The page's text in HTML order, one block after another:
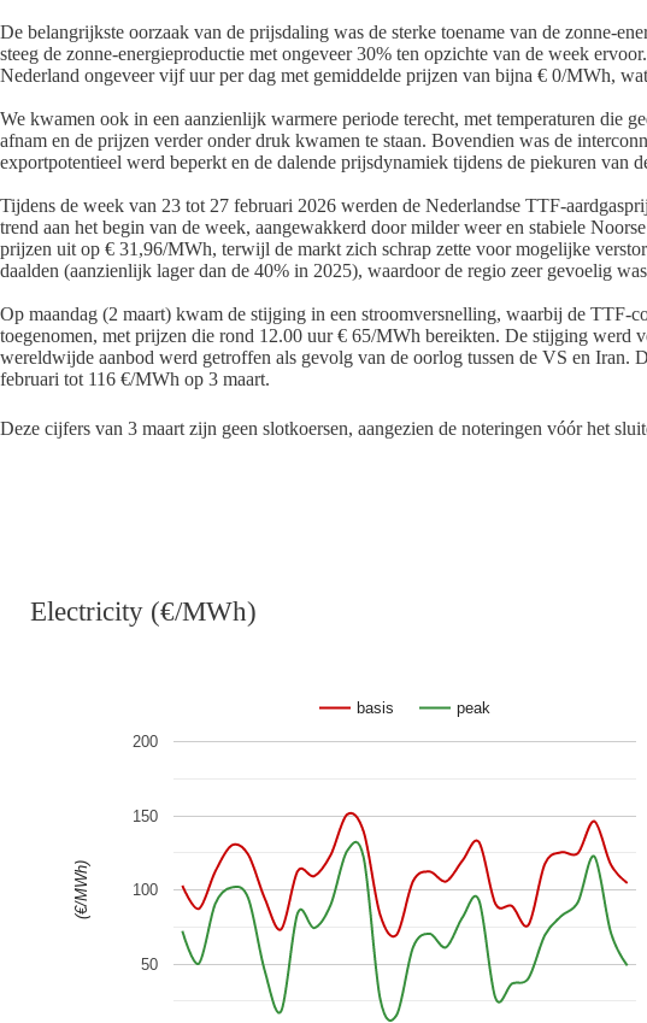
De belangrijkste oorzaak van de prijsdaling was de sterke toename van de zonne-
steeg de zonne-energieproductie met ongeveer 30% ten opzichte van de week
Nederland ongeveer vijf uur per dag met gemiddelde prijzen van bijna € 0/MWh,
We kwamen ook in een aanzienlijk warmere periode terecht, met temperaturen die
afnam en de prijzen verder onder druk kwamen te staan. Bovendien was de
exportpotentieel werd beperkt en de dalende prijsdynamiek tijdens de piekuren van
Tijdens de week van 23 tot 27 februari 2026 werden de Nederlandse TTF-
trend aan het begin van de week, aangewakkerd door milder weer en stabiele
prijzen uit op € 31,96/MWh, terwijl de markt zich schrap zette voor mogelijke
daalden (aanzienlijk lager dan de 40% in 2025), waardoor de regio zeer gevoelig
Op maandag (2 maart) kwam de stijging in een stroomversnelling, waarbij de
toegenomen, met prijzen die rond 12.00 uur € 65/MWh bereikten. De stijging
wereldwijde aanbod werd getroffen als gevolg van de oorlog tussen de VS en Iran.
februari tot 116 €/MWh op 3 maart.
Deze cijfers van 3 maart zijn geen slotkoersen, aangezien de noteringen vóór het
Electricity (€/MWh)
basis peak
50
100
150
200
(€/MWh)